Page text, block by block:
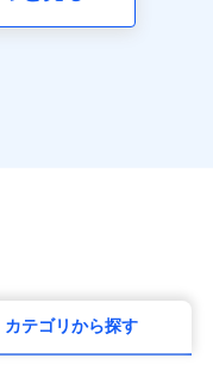
カテゴリから探す